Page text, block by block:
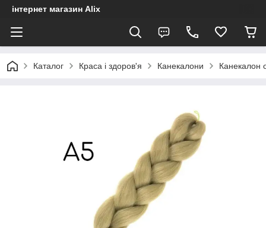
інтернет магазин Alix
Каталог Краса і здоров'я Канекалони Канекалон